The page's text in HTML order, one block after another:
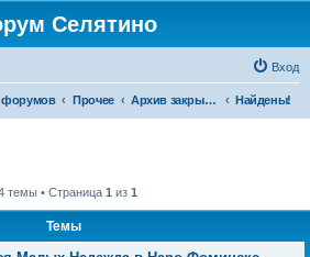
Селятино
Вход
форумов Прочее Архив закрытых тем Найдены!
темы • Страница 1 из 1
Темы